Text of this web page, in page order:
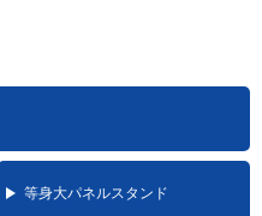
等身大パネルスタンド